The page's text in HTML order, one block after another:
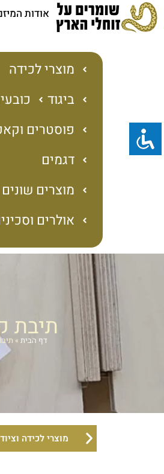
דילוג
לתוכן
אודות
מוצרי לכידה
ביגוד
פוסטרים
דגמים
מוצרים שונים
אולרים
תיבת
דף הבית »
מוצרי לכידה